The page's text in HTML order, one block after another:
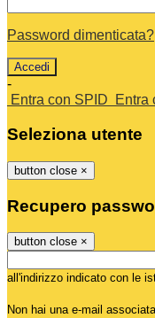
Password dimenticata?
-
Entra con SPID
Entra
Seleziona utente
button close ×
Recupero
button close ×
all'indirizzo indicato con le
Non hai una e-mail